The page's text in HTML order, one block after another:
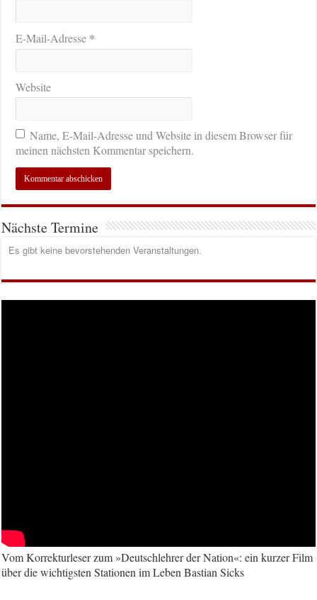
E-Mail-Adresse *
Website
Name, E-Mail-Adresse und Website in diesem Browser für
meinen nächsten Kommentar speichern.
Nächste Termine
Es gibt keine bevorstehenden Veranstaltungen.
Vom Korrekturleser zum »Deutschlehrer der Nation«: ein kurzer Film
über die wichtigsten Stationen im Leben Bastian Sicks